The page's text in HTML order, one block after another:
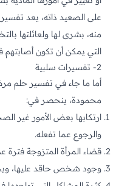
على الصعيد ذاته، يعد
منه، بشرى لها ولعائلتها
التي يمكن أن تكون أصابتهم
2- تفسيرات سلبية
أما ما جاء في تفسير حلم
محمودة، ينحصر في:
ارتكابها بعض الأمور غير
والرجوع عما تفعله.
قضاء المرأة المتزوجة فترة
وجود شخص حاقد عليها،